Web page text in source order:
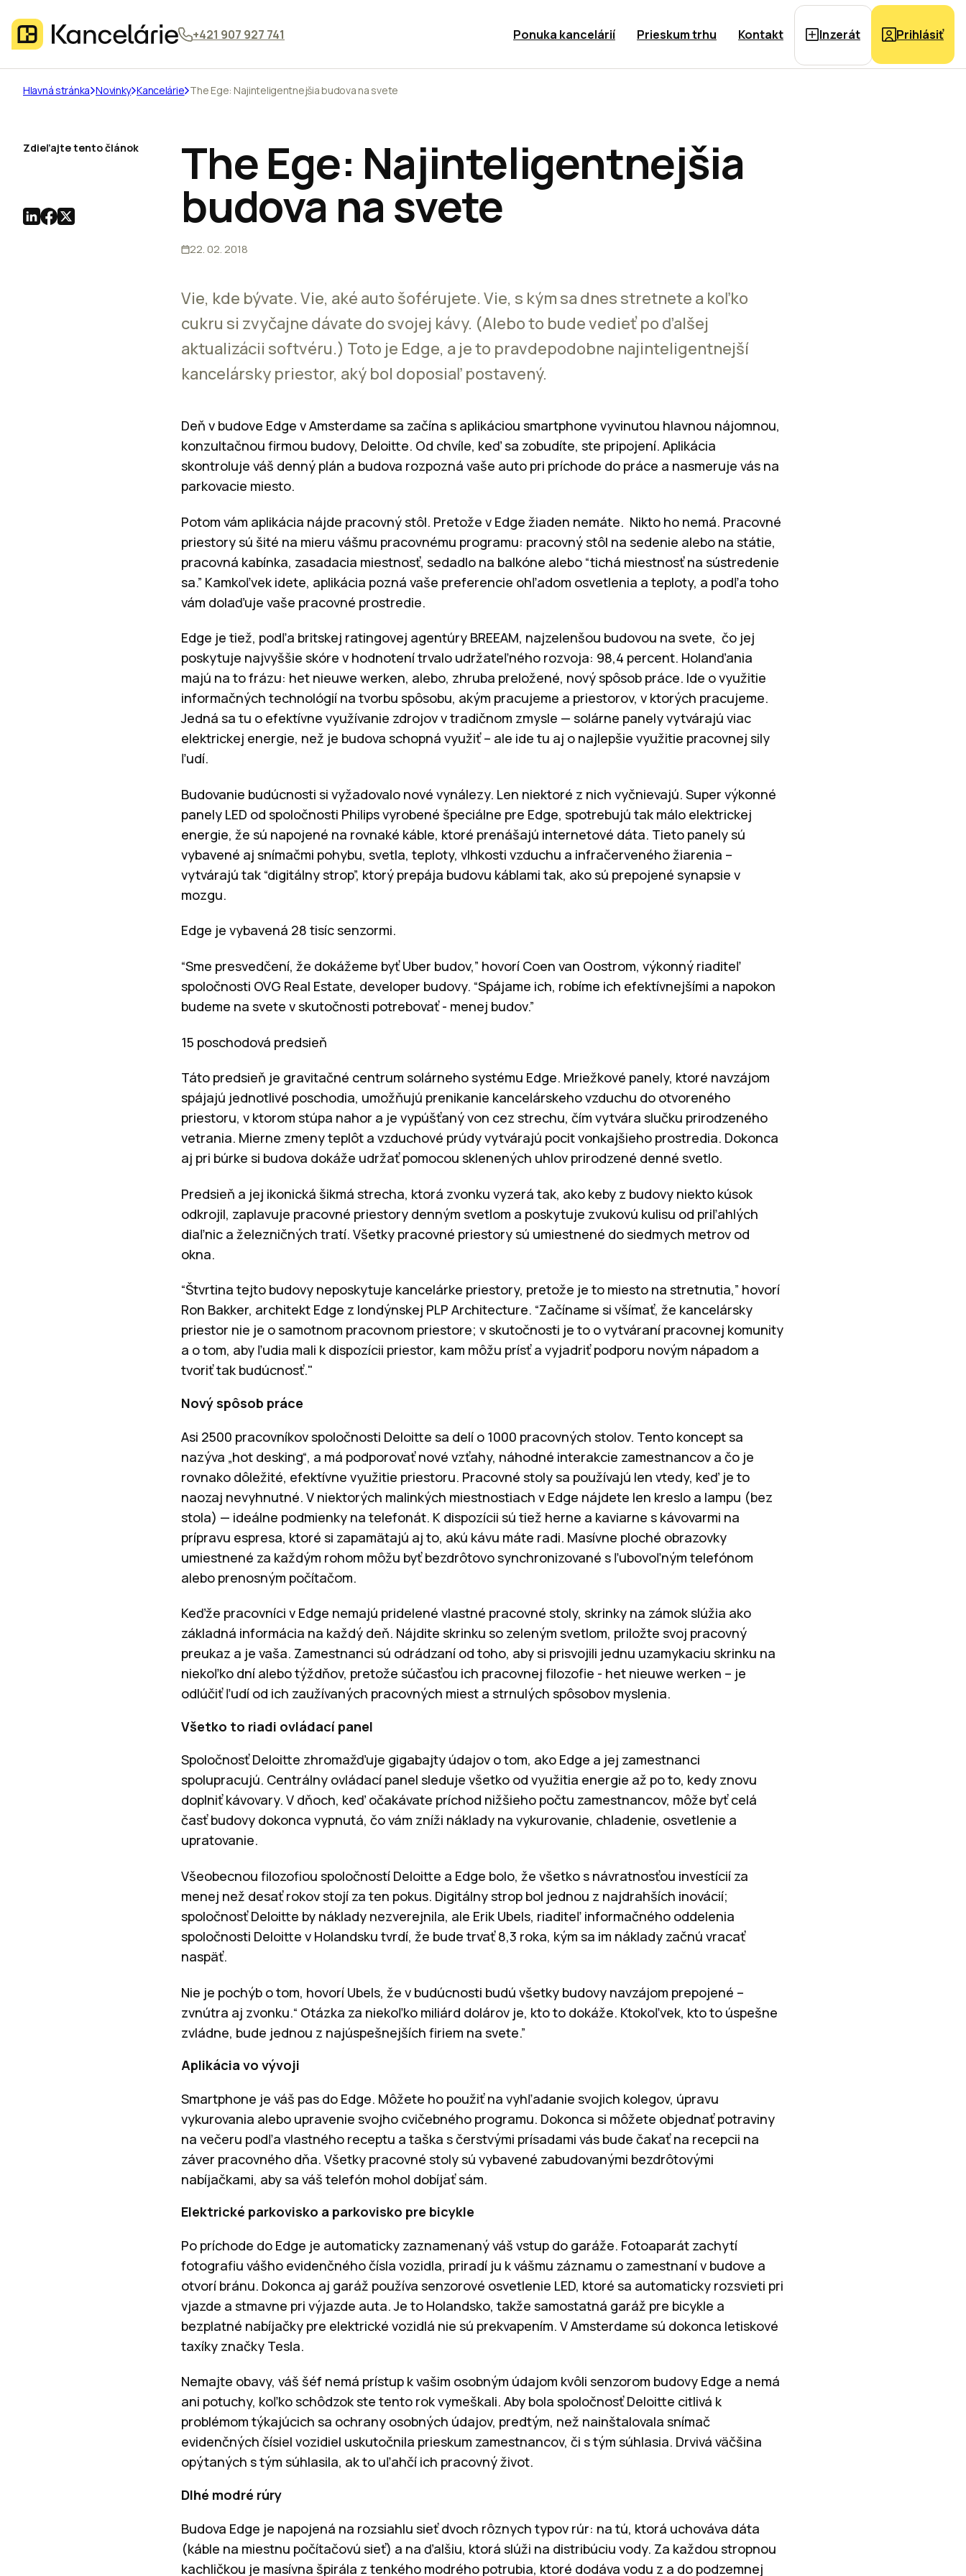
+421 907 927 741 Ponuka kancelárií Prieskum trhu Kontakt Inzerát Prihlásiť
Hlavná stránka Novinky Kancelárie The Ege: Najinteligentnejšia budova na svete
The Ege: Najinteligentnejšia
budova na svete
22. 02. 2018
Vie, kde bývate. Vie, aké auto šoférujete. Vie, s kým sa dnes stretnete a koľko
cukru si zvyčajne dávate do svojej kávy. (Alebo to bude vedieť po ďalšej
aktualizácii softvéru.) Toto je Edge, a je to pravdepodobne najinteligentnejší
kancelársky priestor, aký bol doposiaľ postavený.
Deň v budove Edge v Amsterdame sa začína s aplikáciou smartphone vyvinutou hlavnou nájomnou,
konzultačnou firmou budovy, Deloitte. Od chvíle, keď sa zobudíte, ste pripojení. Aplikácia
skontroluje váš denný plán a budova rozpozná vaše auto pri príchode do práce a nasmeruje vás na
parkovacie miesto.
Potom vám aplikácia nájde pracovný stôl. Pretože v Edge žiaden nemáte. Nikto ho nemá. Pracovné
priestory sú šité na mieru vášmu pracovnému programu: pracovný stôl na sedenie alebo na státie,
pracovná kabínka, zasadacia miestnosť, sedadlo na balkóne alebo “tichá miestnosť na sústredenie
sa.” Kamkoľvek idete, aplikácia pozná vaše preferencie ohľadom osvetlenia a teploty, a podľa toho
vám dolaďuje vaše pracovné prostredie.
Edge je tiež, podľa britskej ratingovej agentúry BREEAM, najzelenšou budovou na svete, čo jej
poskytuje najvyššie skóre v hodnotení trvalo udržateľného rozvoja: 98,4 percent. Holanďania
majú na to frázu: het nieuwe werken, alebo, zhruba preložené, nový spôsob práce. Ide o využitie
informačných technológií na tvorbu spôsobu, akým pracujeme a priestorov, v ktorých pracujeme.
Jedná sa tu o efektívne využívanie zdrojov v tradičnom zmysle — solárne panely vytvárajú viac
elektrickej energie, než je budova schopná využiť – ale ide tu aj o najlepšie využitie pracovnej sily
ľudí.
Budovanie budúcnosti si vyžadovalo nové vynálezy. Len niektoré z nich vyčnievajú. Super výkonné
panely LED od spoločnosti Philips vyrobené špeciálne pre Edge, spotrebujú tak málo elektrickej
energie, že sú napojené na rovnaké káble, ktoré prenášajú internetové dáta. Tieto panely sú
vybavené aj snímačmi pohybu, svetla, teploty, vlhkosti vzduchu a infračerveného žiarenia –
vytvárajú tak “digitálny strop”, ktorý prepája budovu káblami tak, ako sú prepojené synapsie v
mozgu.
Edge je vybavená 28 tisíc senzormi.
“Sme presvedčení, že dokážeme byť Uber budov,” hovorí Coen van Oostrom, výkonný riaditeľ
spoločnosti OVG Real Estate, developer budovy. “Spájame ich, robíme ich efektívnejšími a napokon
budeme na svete v skutočnosti potrebovať - menej budov.”
15 poschodová predsieň
Táto predsieň je gravitačné centrum solárneho systému Edge. Mriežkové panely, ktoré navzájom
spájajú jednotlivé poschodia, umožňujú prenikanie kancelárskeho vzduchu do otvoreného
priestoru, v ktorom stúpa nahor a je vypúšťaný von cez strechu, čím vytvára slučku prirodzeného
vetrania. Mierne zmeny teplôt a vzduchové prúdy vytvárajú pocit vonkajšieho prostredia. Dokonca
aj pri búrke si budova dokáže udržať pomocou sklenených uhlov prirodzené denné svetlo.
Predsieň a jej ikonická šikmá strecha, ktorá zvonku vyzerá tak, ako keby z budovy niekto kúsok
odkrojil, zaplavuje pracovné priestory denným svetlom a poskytuje zvukovú kulisu od priľahlých
diaľnic a železničných tratí. Všetky pracovné priestory sú umiestnené do siedmych metrov od
okna.
“Štvrtina tejto budovy neposkytuje kancelárke priestory, pretože je to miesto na stretnutia,” hovorí
Ron Bakker, architekt Edge z londýnskej PLP Architecture. “Začíname si všímať, že kancelársky
priestor nie je o samotnom pracovnom priestore; v skutočnosti je to o vytváraní pracovnej komunity
a o tom, aby ľudia mali k dispozícii priestor, kam môžu prísť a vyjadriť podporu novým nápadom a
tvoriť tak budúcnosť."
Nový spôsob práce
Asi 2500 pracovníkov spoločnosti Deloitte sa delí o 1000 pracovných stolov. Tento koncept sa
nazýva „hot desking“, a má podporovať nové vzťahy, náhodné interakcie zamestnancov a čo je
rovnako dôležité, efektívne využitie priestoru. Pracovné stoly sa používajú len vtedy, keď je to
naozaj nevyhnutné. V niektorých malinkých miestnostiach v Edge nájdete len kreslo a lampu (bez
stola) — ideálne podmienky na telefonát. K dispozícii sú tiež herne a kaviarne s kávovarmi na
prípravu espresa, ktoré si zapamätajú aj to, akú kávu máte radi. Masívne ploché obrazovky
umiestnené za každým rohom môžu byť bezdrôtovo synchronizované s ľubovoľným telefónom
alebo prenosným počítačom.
Keďže pracovníci v Edge nemajú pridelené vlastné pracovné stoly, skrinky na zámok slúžia ako
základná informácia na každý deň. Nájdite skrinku so zeleným svetlom, priložte svoj pracovný
preukaz a je vaša. Zamestnanci sú odrádzaní od toho, aby si prisvojili jednu uzamykaciu skrinku na
niekoľko dní alebo týždňov, pretože súčasťou ich pracovnej filozofie - het nieuwe werken – je
odlúčiť ľudí od ich zaužívaných pracovných miest a strnulých spôsobov myslenia.
Všetko to riadi ovládací panel
Spoločnosť Deloitte zhromažďuje gigabajty údajov o tom, ako Edge a jej zamestnanci
spolupracujú. Centrálny ovládací panel sleduje všetko od využitia energie až po to, kedy znovu
doplniť kávovary. V dňoch, keď očakávate príchod nižšieho počtu zamestnancov, môže byť celá
časť budovy dokonca vypnutá, čo vám zníži náklady na vykurovanie, chladenie, osvetlenie a
upratovanie.
Všeobecnou filozofiou spoločností Deloitte a Edge bolo, že všetko s návratnosťou investícií za
menej než desať rokov stojí za ten pokus. Digitálny strop bol jednou z najdrahších inovácií;
spoločnosť Deloitte by náklady nezverejnila, ale Erik Ubels, riaditeľ informačného oddelenia
spoločnosti Deloitte v Holandsku tvrdí, že bude trvať 8,3 roka, kým sa im náklady začnú vracať
naspäť.
Nie je pochýb o tom, hovorí Ubels, že v budúcnosti budú všetky budovy navzájom prepojené –
zvnútra aj zvonku.“ Otázka za niekoľko miliárd dolárov je, kto to dokáže. Ktokoľvek, kto to úspešne
zvládne, bude jednou z najúspešnejších firiem na svete.”
Aplikácia vo vývoji
Smartphone je váš pas do Edge. Môžete ho použiť na vyhľadanie svojich kolegov, úpravu
vykurovania alebo upravenie svojho cvičebného programu. Dokonca si môžete objednať potraviny
na večeru podľa vlastného receptu a taška s čerstvými prísadami vás bude čakať na recepcii na
záver pracovného dňa. Všetky pracovné stoly sú vybavené zabudovanými bezdrôtovými
nabíjačkami, aby sa váš telefón mohol dobíjať sám.
Elektrické parkovisko a parkovisko pre bicykle
Po príchode do Edge je automaticky zaznamenaný váš vstup do garáže. Fotoaparát zachytí
fotografiu vášho evidenčného čísla vozidla, priradí ju k vášmu záznamu o zamestnaní v budove a
otvorí bránu. Dokonca aj garáž používa senzorové osvetlenie LED, ktoré sa automaticky rozsvieti pri
vjazde a stmavne pri výjazde auta. Je to Holandsko, takže samostatná garáž pre bicykle a
bezplatné nabíjačky pre elektrické vozidlá nie sú prekvapením. V Amsterdame sú dokonca letiskové
taxíky značky Tesla.
Nemajte obavy, váš šéf nemá prístup k vašim osobným údajom kvôli senzorom budovy Edge a nemá
ani potuchy, koľko schôdzok ste tento rok vymeškali. Aby bola spoločnosť Deloitte citlivá k
problémom týkajúcich sa ochrany osobných údajov, predtým, než nainštalovala snímač
evidenčných čísiel vozidiel uskutočnila prieskum zamestnancov, či s tým súhlasia. Drvivá väčšina
opýtaných s tým súhlasila, ak to uľahčí ich pracovný život.
Dlhé modré rúry
Budova Edge je napojená na rozsiahlu sieť dvoch rôznych typov rúr: na tú, ktorá uchováva dáta
(káble na miestnu počítačovú sieť) a na ďalšiu, ktorá slúži na distribúciu vody. Za každou stropnou
kachličkou je masívna špirála z tenkého modrého potrubia, ktoré dodáva vodu z a do podzemnej
Zdieľajte tento článok